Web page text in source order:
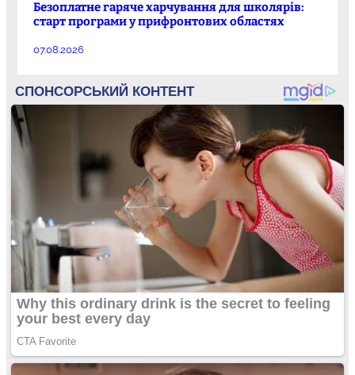
Безоплатне гаряче харчування для школярів:
старт програми у прифронтових областях
07.08.2026